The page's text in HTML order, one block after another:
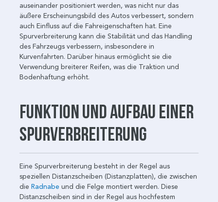
auseinander positioniert werden, was nicht nur das
äußere Erscheinungsbild des Autos verbessert, sondern
auch Einfluss auf die Fahreigenschaften hat. Eine
Spurverbreiterung kann die Stabilität und das Handling
des Fahrzeugs verbessern, insbesondere in
Kurvenfahrten. Darüber hinaus ermöglicht sie die
Verwendung breiterer Reifen, was die Traktion und
Bodenhaftung erhöht.
Funktion und Aufbau einer
Spurverbreiterung
Eine Spurverbreiterung besteht in der Regel aus
speziellen Distanzscheiben (Distanzplatten), die zwischen
die Radnabe und die Felge montiert werden. Diese
Distanzscheiben sind in der Regel aus hochfestem